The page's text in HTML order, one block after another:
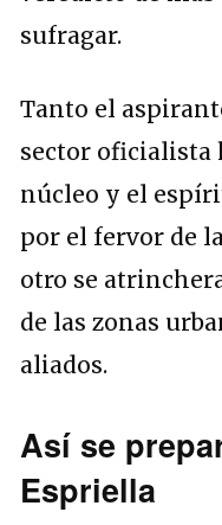
sufragar.
Tanto el
sector oficialista
núcleo y el
por el fervor de
otro se
de las zonas
aliados.
Así se
Espriella